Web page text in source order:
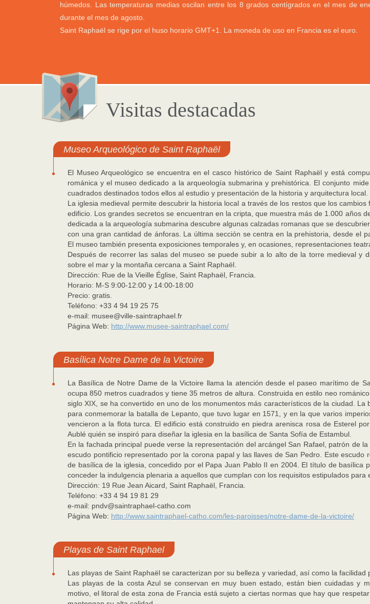
húmedos. Las temperaturas medias oscilan entre los 8 grados centígrados en el mes de
durante el mes de agosto.
Saint Raphaël se rige por el huso horario GMT+1. La moneda de uso en Francia es el euro.
Visitas destacadas
Museo Arqueológico de Saint Raphaël
El Museo Arqueológico se encuentra en el casco histórico de Saint Raphaël y está
románica y el museo dedicado a la arqueología submarina y prehistórica. El conjunto
cuadrados destinados todos ellos al estudio y presentación de la historia y arquitectura local.
La iglesia medieval permite descubrir la historia local a través de los restos que los cambios
edificio. Los grandes secretos se encuentran en la cripta, que muestra más de 1.000 años
dedicada a la arqueología submarina descubre algunas calzadas romanas que se
con una gran cantidad de ánforas. La última sección se centra en la prehistoria, desde el
El museo también presenta exposiciones temporales y, en ocasiones, representaciones
Después de recorrer las salas del museo se puede subir a lo alto de la torre medieval y
sobre el mar y la montaña cercana a Saint Raphaël.
Dirección: Rue de la Vieille Église, Saint Raphaël, Francia.
Horario: M-S 9:00-12:00 y 14:00-18:00
Precio: gratis.
Teléfono: +33 4 94 19 25 75
e-mail: musee@ville-saintraphael.fr
Página Web: http://www.musee-saintraphael.com/
Basílica Notre Dame de la Victoire
La Basílica de Notre Dame de la Victoire llama la atención desde el paseo marítimo de
ocupa 850 metros cuadrados y tiene 35 metros de altura. Construida en estilo neo
siglo XIX, se ha convertido en uno de los monumentos más característicos de la ciudad. La
para conmemorar la batalla de Lepanto, que tuvo lugar en 1571, y en la que varios
vencieron a la flota turca. El edificio está construido en piedra arenisca rosa de Esterel
Aublé quién se inspiró para diseñar la iglesia en la basílica de Santa Sofía de Estambul.
En la fachada principal puede verse la representación del arcángel San Rafael, patrón de
escudo pontificio representado por la corona papal y las llaves de San Pedro. Este escudo
de basílica de la iglesia, concedido por el Papa Juan Pablo II en 2004. El título de basílica
conceder la indulgencia plenaria a aquellos que cumplan con los requisitos estipulados para
Dirección: 19 Rue Jean Aicard, Saint Raphaël, Francia.
Teléfono: +33 4 94 19 81 29
e-mail: pndv@saintraphael-catho.com
Página Web: http://www.saintraphael-catho.com/les-paroisses/notre-dame-de-la-victoire/
Playas de Saint Raphael
Las playas de Saint Raphaël se caracterizan por su belleza y variedad, así como la facilidad
Las playas de la costa Azul se conservan en muy buen estado, están bien cuidadas y
motivo, el litoral de esta zona de Francia está sujeto a ciertas normas que hay que